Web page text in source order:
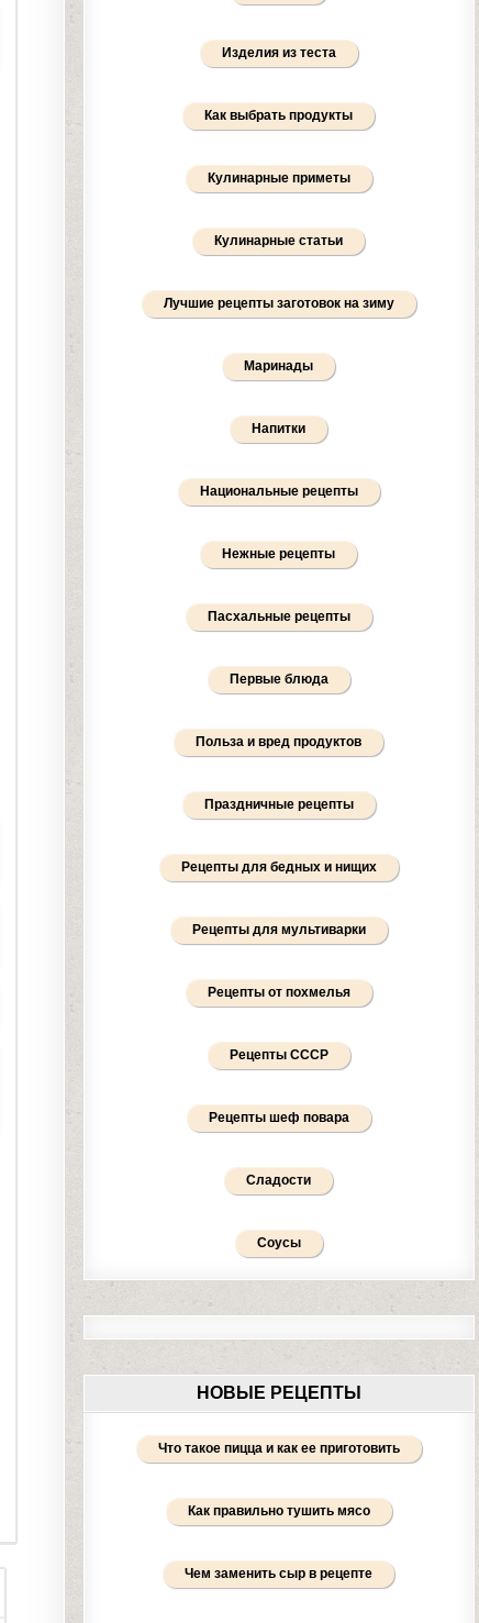
Изделия из теста
Как выбрать продукты
Кулинарные приметы
Кулинарные статьи
Лучшие рецепты заготовок на зиму
Маринады
Напитки
Национальные рецепты
Нежные рецепты
Пасхальные рецепты
Первые блюда
Польза и вред продуктов
Праздничные рецепты
Рецепты для бедных и нищих
Рецепты для мультиварки
Рецепты от похмелья
Рецепты СССР
Рецепты шеф повара
Сладости
Соусы
НОВЫЕ РЕЦЕПТЫ
Что такое пицца и как ее приготовить
Как правильно тушить мясо
Чем заменить сыр в рецепте